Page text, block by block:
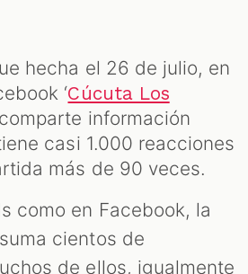
hecha el 26 de julio, en
‘Cúcuta Los
comparte información
casi 1.000 reacciones
más de 90 veces.
como en Facebook, la
cientos de
de ellos, igualmente